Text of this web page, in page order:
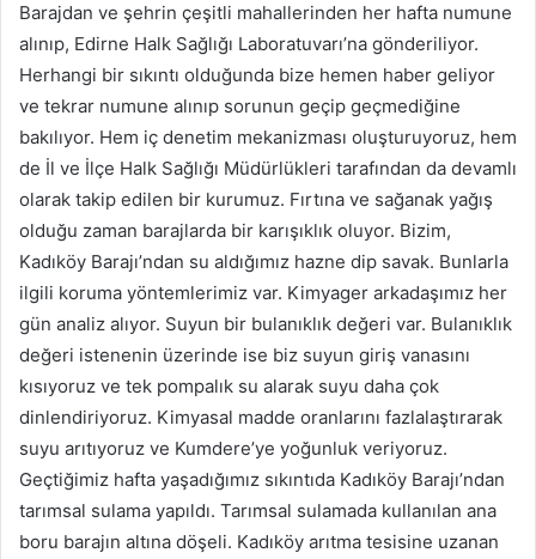
Barajdan ve şehrin çeşitli mahallerinden her hafta numune
alınıp, Edirne Halk Sağlığı Laboratuvarı’na gönderiliyor.
Herhangi bir sıkıntı olduğunda bize hemen haber geliyor
ve tekrar numune alınıp sorunun geçip geçmediğine
bakılıyor. Hem iç denetim mekanizması oluşturuyoruz, hem
de İl ve İlçe Halk Sağlığı Müdürlükleri tarafından da devamlı
olarak takip edilen bir kurumuz. Fırtına ve sağanak yağış
olduğu zaman barajlarda bir karışıklık oluyor. Bizim,
Kadıköy Barajı’ndan su aldığımız hazne dip savak. Bunlarla
ilgili koruma yöntemlerimiz var. Kimyager arkadaşımız her
gün analiz alıyor. Suyun bir bulanıklık değeri var. Bulanıklık
değeri istenenin üzerinde ise biz suyun giriş vanasını
kısıyoruz ve tek pompalık su alarak suyu daha çok
dinlendiriyoruz. Kimyasal madde oranlarını fazlalaştırarak
suyu arıtıyoruz ve Kumdere’ye yoğunluk veriyoruz.
Geçtiğimiz hafta yaşadığımız sıkıntıda Kadıköy Barajı’ndan
tarımsal sulama yapıldı. Tarımsal sulamada kullanılan ana
boru barajın altına döşeli. Kadıköy arıtma tesisine uzanan